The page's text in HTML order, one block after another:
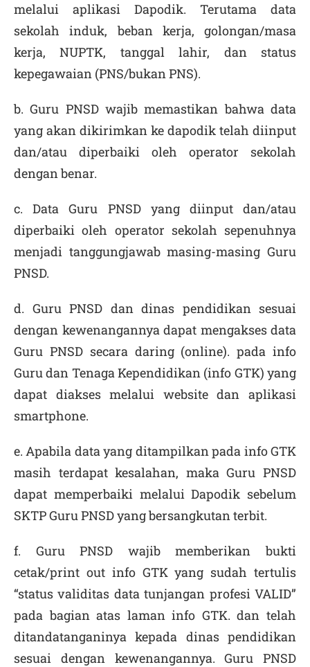
melalui aplikasi Dapodik. Terutama data
sekolah induk, beban kerja, golongan/masa
kerja, NUPTK, tanggal lahir, dan status
kepegawaian (PNS/bukan PNS).
b. Guru PNSD wajib memastikan bahwa data
yang akan dikirimkan ke dapodik telah diinput
dan/atau diperbaiki oleh operator sekolah
dengan benar.
c. Data Guru PNSD yang diinput dan/atau
diperbaiki oleh operator sekolah sepenuhnya
menjadi tanggungjawab masing-masing Guru
PNSD.
d. Guru PNSD dan dinas pendidikan sesuai
dengan kewenangannya dapat mengakses data
Guru PNSD secara daring (online). pada info
Guru dan Tenaga Kependidikan (info GTK) yang
dapat diakses melalui website dan aplikasi
smartphone.
e. Apabila data yang ditampilkan pada info GTK
masih terdapat kesalahan, maka Guru PNSD
dapat memperbaiki melalui Dapodik sebelum
SKTP Guru PNSD yang bersangkutan terbit.
f. Guru PNSD wajib memberikan bukti
cetak/print out info GTK yang sudah tertulis
“status validitas data tunjangan profesi VALID”
pada bagian atas laman info GTK. dan telah
ditandatanganinya kepada dinas pendidikan
sesuai dengan kewenangannya. Guru PNSD